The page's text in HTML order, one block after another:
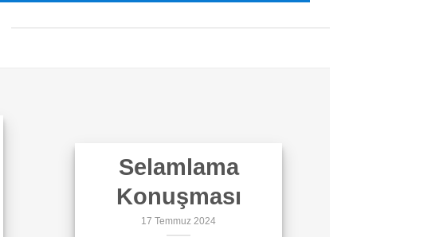
Selamlama
Konuşması
17 Temmuz 2024